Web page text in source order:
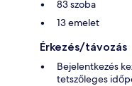
83 szoba
13 emelet
Érkezés/távozás
Bejelentkezés
tetszőleges